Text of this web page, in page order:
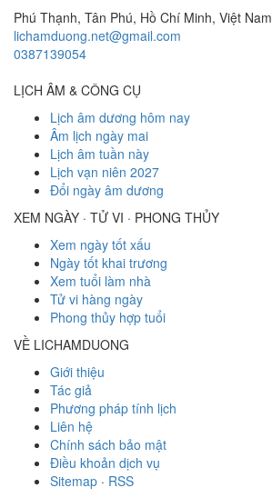
Phú Thạnh, Tân Phú, Hồ Chí Minh, Việt Nam
lichamduong.net@gmail.com
0387139054
LỊCH ÂM & CÔNG CỤ
Lịch âm dương hôm nay
Âm lịch ngày mai
Lịch âm tuần này
Lịch vạn niên 2027
Đổi ngày âm dương
XEM NGÀY · TỬ VI · PHONG THỦY
Xem ngày tốt xấu
Ngày tốt khai trương
Xem tuổi làm nhà
Tử vi hàng ngày
Phong thủy hợp tuổi
VỀ LICHAMDUONG
Giới thiệu
Tác giả
Phương pháp tính lịch
Liên hệ
Chính sách bảo mật
Điều khoản dịch vụ
Sitemap · RSS